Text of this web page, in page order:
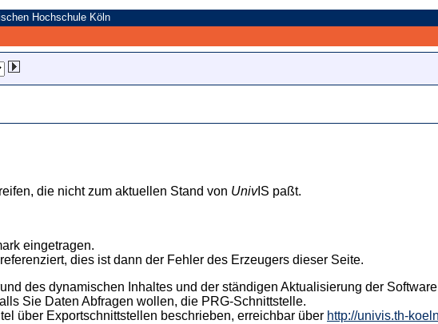
Hochschule Köln
die nicht zum aktuellen Stand von UnivIS paßt.
eingetragen.
dies ist dann der Fehler des Erzeugers dieser Seite.
des dynamischen Inhaltes und der ständigen Aktualisierung der
Sie Daten Abfragen wollen, die PRG-Schnittstelle.
über Exportschnittstellen beschrieben, erreichbar über http://univis.th-